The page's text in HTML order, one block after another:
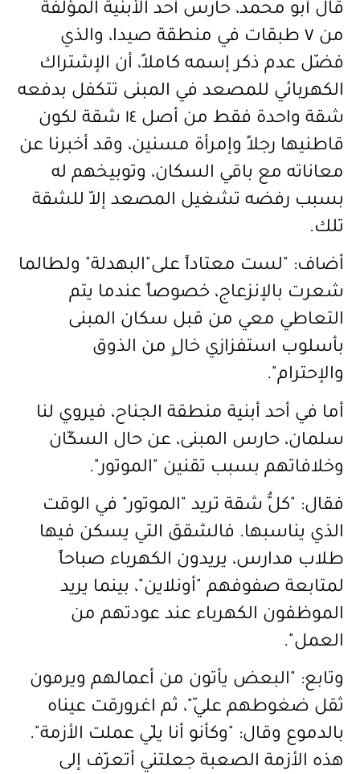
قال أبو محمد، حارس أحد الأبنية المؤلفة
من ٧ طبقات في منطقة صيدا، والذي
فضّل عدم ذكر إسمه كاملاً، أن الإشتراك
الكهربائي للمصعد في المبنى تتكفل بدفعه
شقة واحدة فقط من أصل ١٤ شقة لكون
قاطنيها رجلاً وإمرأة مسنين، وقد أخبرنا عن
معاناته مع باقي السكان، وتوبيخهم له
بسبب رفضه تشغيل المصعد إلاّ للشقة
تلك.
أضاف: "لست معتاداً على"البهدلة" ولطالما
شعرت بالإنزعاج، خصوصاً عندما يتم
التعاطي معي من قبل سكان المبنى
بأسلوب استفزازي خالٍ من الذوق
والإحترام".
أما في أحد أبنية منطقة الجناح، فيروي لنا
سلمان، حارس المبنى، عن حال السكّان
وخلافاتهم بسبب تقنين "الموتور".
فقال: "كلُّ شقة تريد "الموتور" في الوقت
الذي يناسبها. فالشقق التي يسكن فيها
طلاب مدارس، يريدون الكهرباء صباحاً
لمتابعة صفوفهم "أونلاين"، بينما يريد
الموظفون الكهرباء عند عودتهم من
العمل".
وتابع: "البعض يأتون من أعمالهم ويرمون
ثقل ضغوطهم عليّ"، ثم اغرورقت عيناه
بالدموع وقال: "وكأنو أنا يلّي عملت الأزمة".
هذه الأزمة الصعبة جعلتني أتعرّف إلى